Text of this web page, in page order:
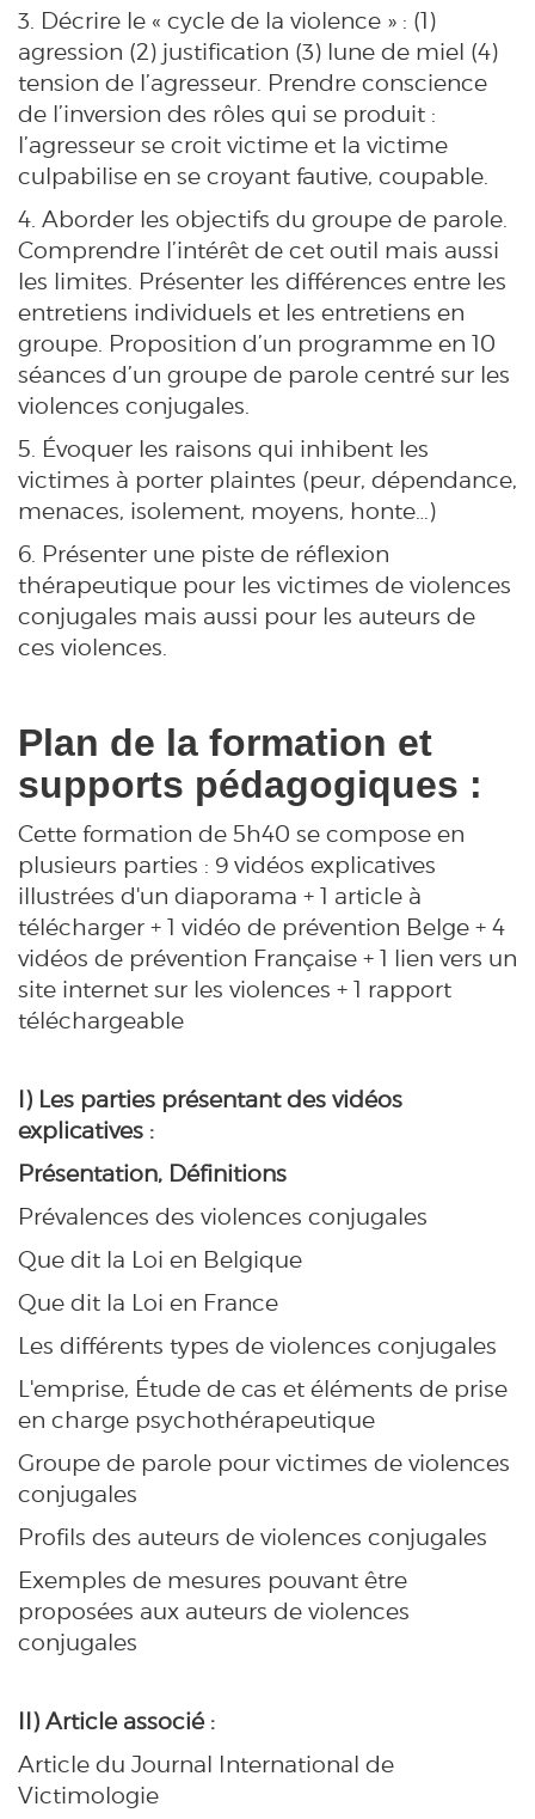
3. Décrire le « cycle de la violence » : (1)
agression (2) justification (3) lune de miel (4)
tension de l’agresseur. Prendre conscience
de l’inversion des rôles qui se produit :
l’agresseur se croit victime et la victime
culpabilise en se croyant fautive, coupable.
4. Aborder les objectifs du groupe de parole.
Comprendre l’intérêt de cet outil mais aussi
les limites. Présenter les différences entre les
entretiens individuels et les entretiens en
groupe. Proposition d’un programme en 10
séances d’un groupe de parole centré sur les
violences conjugales.
5. Évoquer les raisons qui inhibent les
victimes à porter plaintes (peur, dépendance,
menaces, isolement, moyens, honte…)
6. Présenter une piste de réflexion
thérapeutique pour les victimes de violences
conjugales mais aussi pour les auteurs de
ces violences.
Plan de la formation et
supports pédagogiques :
Cette formation de 5h40 se compose en
plusieurs parties : 9 vidéos explicatives
illustrées d'un diaporama + 1 article à
télécharger + 1 vidéo de prévention Belge + 4
vidéos de prévention Française + 1 lien vers un
site internet sur les violences + 1 rapport
téléchargeable
I) Les parties présentant des vidéos
explicatives :
Présentation, Définitions
Prévalences des violences conjugales
Que dit la Loi en Belgique
Que dit la Loi en France
Les différents types de violences conjugales
L'emprise, Étude de cas et éléments de prise
en charge psychothérapeutique
Groupe de parole pour victimes de violences
conjugales
Profils des auteurs de violences conjugales
Exemples de mesures pouvant être
proposées aux auteurs de violences
conjugales
II) Article associé :
Article du Journal International de
Victimologie